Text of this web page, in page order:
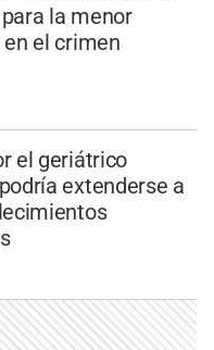
la menor
el crimen
el geriátrico
extenderse a